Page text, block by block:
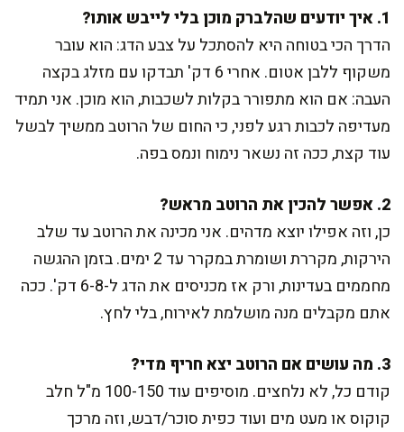
1. איך יודעים שהלברק מוכן בלי לייבש אותו?
הדרך הכי בטוחה היא להסתכל על צבע הדג: הוא עובר
משקוף ללבן אטום. אחרי 6 דק' תבדקו עם מזלג בקצה
העבה: אם הוא מתפורר בקלות לשכבות, הוא מוכן. אני תמיד
מעדיפה לכבות רגע לפני, כי החום של הרוטב ממשיך לבשל
עוד קצת, ככה זה נשאר נימוח ונמס בפה.
2. אפשר להכין את הרוטב מראש?
כן, וזה אפילו יוצא מדהים. אני מכינה את הרוטב עד שלב
הירקות, מקררת ושומרת במקרר עד 2 ימים. בזמן ההגשה
מחממים בעדינות, ורק אז מכניסים את הדג ל-6-8 דק'. ככה
אתם מקבלים מנה מושלמת לאירוח, בלי לחץ.
3. מה עושים אם הרוטב יצא חריף מדי?
קודם כל, לא נלחצים. מוסיפים עוד 100-150 מ"ל חלב
קוקוס או מעט מים ועוד כפית סוכר/דבש, וזה מרכך